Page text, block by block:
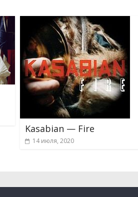
Kasabian — Fire
14 июля, 2020